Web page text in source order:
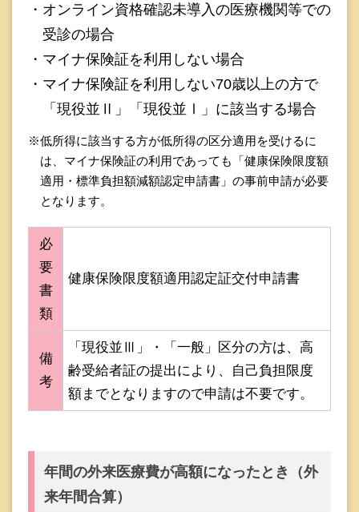
・オンライン資格確認未導入の医療機関等での
受診の場合
・マイナ保険証を利用しない場合
・マイナ保険証を利用しない70歳以上の方で
「現役並Ⅱ」「現役並Ⅰ」に該当する場合
※低所得に該当する方が低所得の区分適用を受けるに
は、マイナ保険証の利用であっても「健康保険限度額
適用・標準負担額減額認定申請書」の事前申請が必要
となります。
必
要
書
類
健康保険限度額適用認定証交付申請書
備
考
「現役並Ⅲ」・「一般」区分の方は、高
齢受給者証の提出により、自己負担限度
額までとなりますので申請は不要です。
年間の外来医療費が高額になったとき（外
来年間合算）